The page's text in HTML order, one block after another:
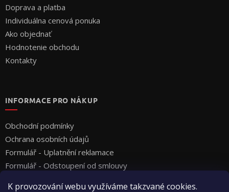
K provozování webu využíváme takzvané cookies.
Doprava a platba
Individuálna cenová ponuka
Ako objednať
Hodnotenie obchodu
Kontakty
INFORMACE PRO NÁKUP
Obchodní podmínky
Ochrana osobních údajů
Formulář - Uplatnění reklamace
Formulář - Odstoupení od smlouvy